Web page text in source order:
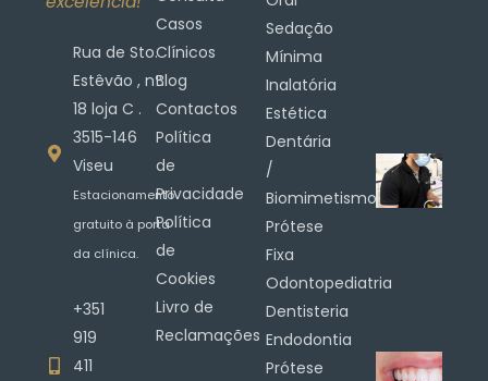
Rua de Sto.
Estêvão , nº.
18 loja C .
3515-146
Viseu
Estacionamento
gratuito à porta
da clínica.
+351
919
411
Casos
Clínicos
Blog
Contactos
Política
de
Privacidade
Política
de
Cookies
Livro de
Reclamações
Sedação
Mínima
Inalatória
Estética
Dentária
/
Biomimetismo
Prótese
Fixa
Odontopediatria
Dentisteria
Endodontia
Prótese